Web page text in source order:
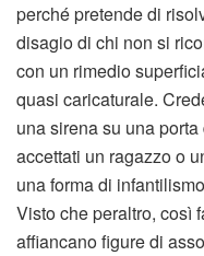
perché pretende di
disagio di chi non si
con un rimedio
quasi caricaturale.
una sirena su una
accettati un ragazzo o
una forma di
Visto che peraltro, così
affiancano figure di